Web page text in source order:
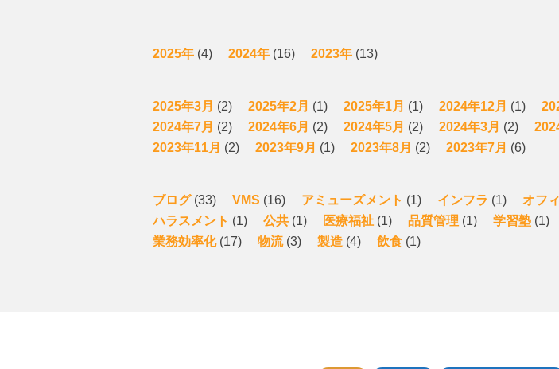
2025年 (4) 2024年 (16) 2023年 (13)
2025年3月 (2) 2025年2月 (1) 2025年1月 (1) 2024年12月 (1)
2024年7月 (2) 2024年6月 (2) 2024年5月 (2) 2024年3月 (2)
2023年11月 (2) 2023年9月 (1) 2023年8月 (2) 2023年7月 (6)
ブログ(33) VMS (16) アミューズメント (1) インフラ (1) オフ
ハラスメント (1) 公共 (1) 医療福祉 (1) 品質管理 (1) 学習塾 (1)
業務効率化(17) 物流(3) 製造 (4) 飲食 (1)